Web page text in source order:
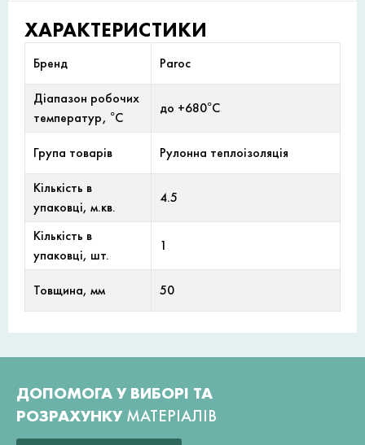
ХАРАКТЕРИСТИКИ
Бренд Paroc
Діапазон робочих
температур, °С
до +680°С
Група товарів Рулонна теплоізоляція
Кількість в
упаковці, м.кв.
4.5
Кількість в
упаковці, шт.
1
Товщина, мм 50
ДОПОМОГА У ВИБОРІ ТА
РОЗРАХУНКУ МАТЕРІАЛІВ